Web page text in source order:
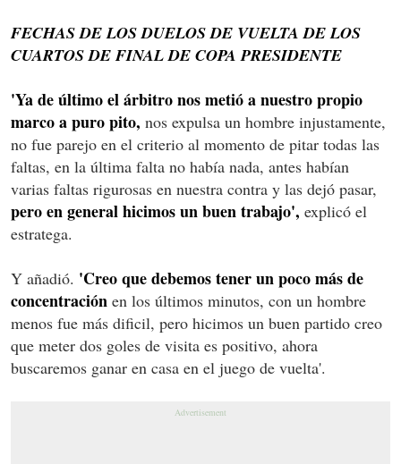
FECHAS DE LOS DUELOS DE VUELTA DE LOS
CUARTOS DE FINAL DE COPA PRESIDENTE
'Ya de último el árbitro nos metió a nuestro propio
marco a puro pito, nos expulsa un hombre injustamente,
no fue parejo en el criterio al momento de pitar todas las
faltas, en la última falta no había nada, antes habían
varias faltas rigurosas en nuestra contra y las dejó pasar,
pero en general hicimos un buen trabajo', explicó el
estratega.
Y añadió. 'Creo que debemos tener un poco más de
concentración en los últimos minutos, con un hombre
menos fue más dificil, pero hicimos un buen partido creo
que meter dos goles de visita es positivo, ahora
buscaremos ganar en casa en el juego de vuelta'.